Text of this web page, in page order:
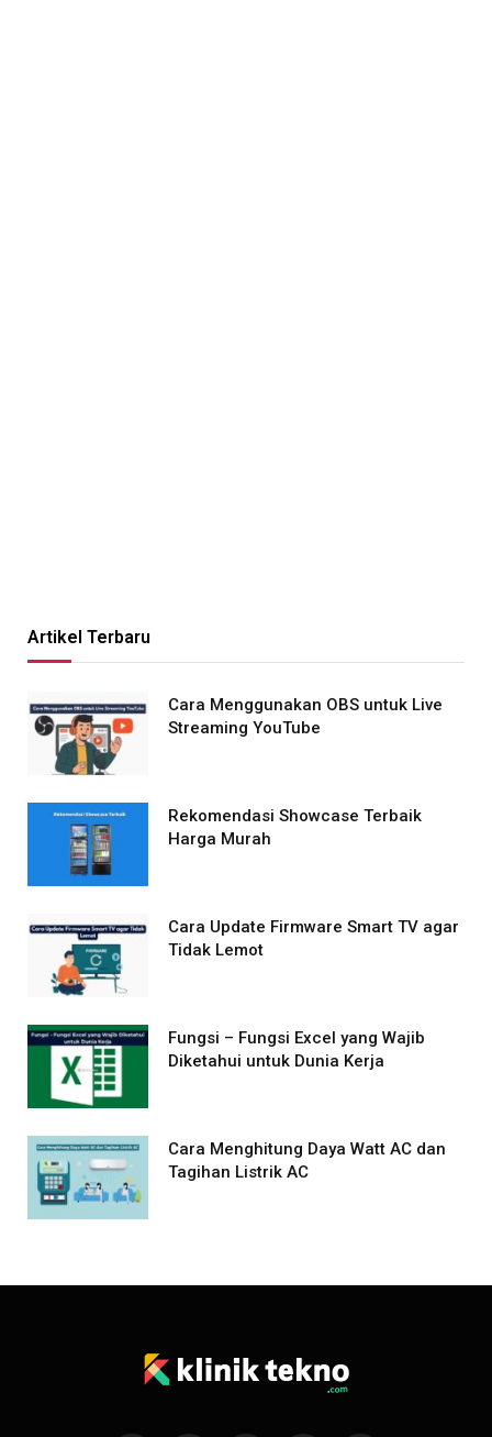
Artikel Terbaru
Cara Menggunakan OBS untuk Live
Streaming YouTube
Rekomendasi Showcase Terbaik
Harga Murah
Cara Update Firmware Smart TV agar
Tidak Lemot
Fungsi – Fungsi Excel yang Wajib
Diketahui untuk Dunia Kerja
Cara Menghitung Daya Watt AC dan
Tagihan Listrik AC